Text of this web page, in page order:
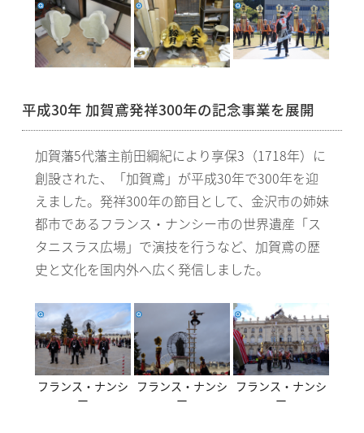
平成30年 加賀鳶発祥300年の記念事業を展開
加賀藩5代藩主前田綱紀により享保3（1718年）に
創設された、「加賀鳶」が平成30年で300年を迎
えました。発祥300年の節目として、金沢市の姉妹
都市であるフランス・ナンシー市の世界遺産「ス
タニスラス広場」で演技を行うなど、加賀鳶の歴
史と文化を国内外へ広く発信しました。
フランス・ナンシ
ー
フランス・ナンシ
ー
フランス・ナンシ
ー